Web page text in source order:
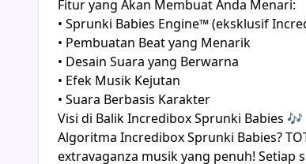
Fitur yang Akan Membuat Anda Menari:
• Sprunki Babies Engine™ (eksklusif
• Pembuatan Beat yang Menarik
• Desain Suara yang Berwarna
• Efek Musik Kejutan
• Suara Berbasis Karakter
Visi di Balik Incredibox Sprunki Babies 🎶
Algoritma Incredibox Sprunki Babies?
extravaganza musik yang penuh!